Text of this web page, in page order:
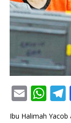
E
m
W
h
Ibu Halimah